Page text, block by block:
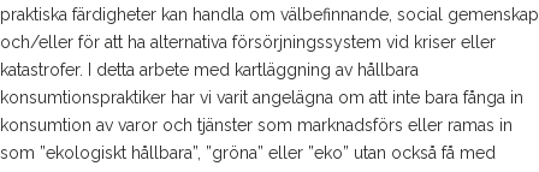
praktiska färdigheter kan handla om välbefinnande, social gemenskap
och/eller för att ha alternativa försörjningssystem vid kriser eller
katastrofer. I detta arbete med kartläggning av hållbara
konsumtionspraktiker har vi varit angelägna om att inte bara fånga in
konsumtion av varor och tjänster som marknadsförs eller ramas in
som ”ekologiskt hållbara”, ”gröna” eller ”eko” utan också få med